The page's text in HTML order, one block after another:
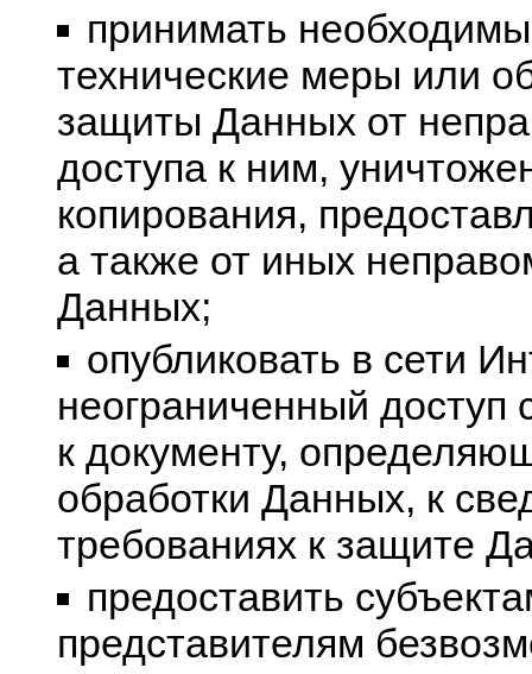
принимать
технические меры или
защиты Данных от
доступа к ним,
копирования,
а также от иных
Данных;
опубликовать в сети
неограниченный доступ
к документу,
обработки Данных, к
требованиях к защите
предоставить
представителям